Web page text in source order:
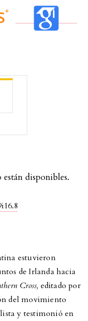
estuvieron
de Irlanda hacia
Cross, editado por
del movimiento
y testimonió en
disponibles.